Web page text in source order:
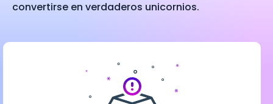
convertirse en verdaderos unicornios.